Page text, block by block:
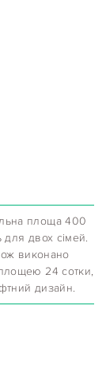
площа 400
для двох сімей.
виконано
24 сотки,
дизайн.